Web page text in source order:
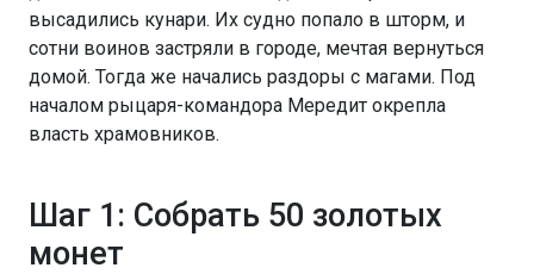
высадились кунари. Их судно попало в шторм, и
сотни воинов застряли в городе, мечтая вернуться
домой. Тогда же начались раздоры с магами. Под
началом рыцаря-командора Мередит окрепла
власть храмовников.
Шаг 1: Собрать 50 золотых
монет